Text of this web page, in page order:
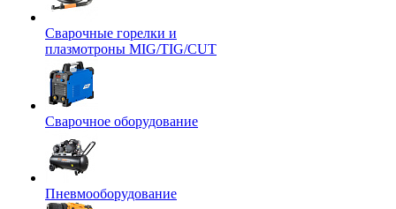
Сварочные горелки и
плазмотроны MIG/TIG/CUT
Сварочное оборудование
Пневмооборудование